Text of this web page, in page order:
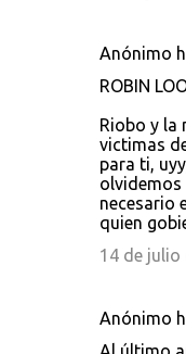
Anónimo
ROBIN
Riobo y la
victimas
para ti,
olvidemos
necesario
quien
14 de julio
Anónimo